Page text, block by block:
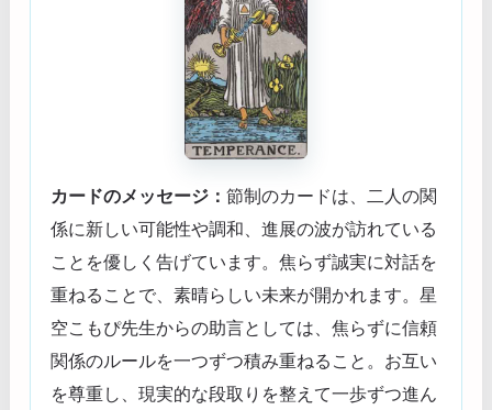
カードのメッセージ： 節制のカードは、二人の関
係に新しい可能性や調和、進展の波が訪れている
ことを優しく告げています。焦らず誠実に対話を
重ねることで、素晴らしい未来が開かれます。星
空こもぴ先生からの助言としては、焦らずに信頼
関係のルールを一つずつ積み重ねること。お互い
を尊重し、現実的な段取りを整えて一歩ずつ進ん